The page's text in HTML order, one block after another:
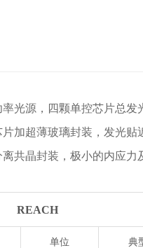
光源，四颗单控芯片总发
加超薄玻璃封装，发光贴
共晶封装，极小的内应力
REACH
单位 典